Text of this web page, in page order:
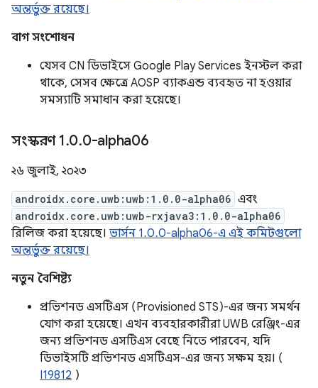
অন্তর্ভুক্ত রয়েছে।
বাগ সংশোধন
যেসব CN ডিভাইসে Google Play Services ইনস্টল করা
থাকে, সেসব ক্ষেত্রে AOSP ব্যাকএন্ড ব্যবহৃত না হওয়ার
সমস্যাটি সমাধান করা হয়েছে।
সংস্করণ 1.0.0-alpha06
২৬ জুলাই, ২০২৩
androidx.core.uwb:uwb:1.0.0-alpha06 এবং
androidx.core.uwb:uwb-rxjava3:1.0.0-alpha06
রিলিজ করা হয়েছে। ভার্সন 1.0.0-alpha06-এ এই কমিটগুলো
অন্তর্ভুক্ত রয়েছে।
নতুন বৈশিষ্ট্য
প্রভিশনড এসটিএস (Provisioned STS)-এর জন্য সমর্থন
যোগ করা হয়েছে। এখন ব্যবহারকারীরা UWB রেঞ্জিং-এর
জন্য প্রভিশনড এসটিএস বেছে নিতে পারবেন, যদি
ডিভাইসটি প্রভিশনড এসটিএস-এর জন্য সক্ষম হয়। (
I19812 )